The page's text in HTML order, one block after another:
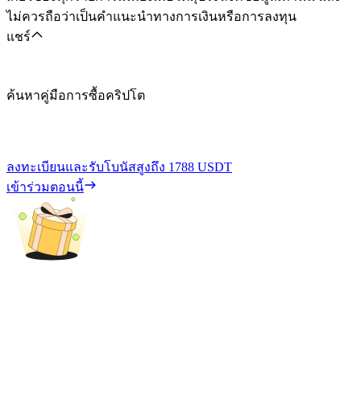
ไม่ควรถือว่าเป็นคำแนะนำทางการเงินหรือการลงทุน
แชร์
ค้นหาคู่มือการซื้อคริปโต
ลงทะเบียนและรับโบนัสสูงถึง 1788 USDT
เข้าร่วมตอนนี้